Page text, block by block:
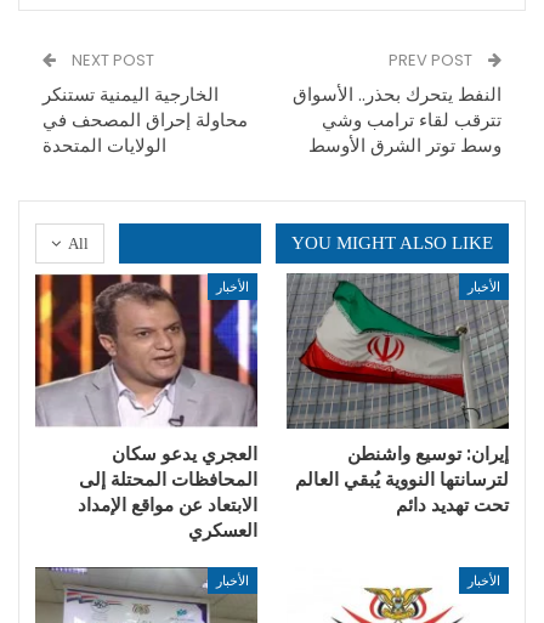
النفط يتحرك بحذر.. الأسواق
تترقب لقاء ترامب وشي
وسط توتر الشرق الأوسط
NEXT POST
الخارجية اليمنية تستنكر
محاولة إحراق المصحف في
الولايات المتحدة
All YOU MIGHT ALSO LIKE
الأخبار
إيران: توسيع واشنطن
لترسانتها النووية يُبقي العالم
تحت تهديد دائم
الأخبار
العجري يدعو سكان
المحافظات المحتلة إلى
الابتعاد عن مواقع الإمداد
العسكري
الأخبار الأخبار